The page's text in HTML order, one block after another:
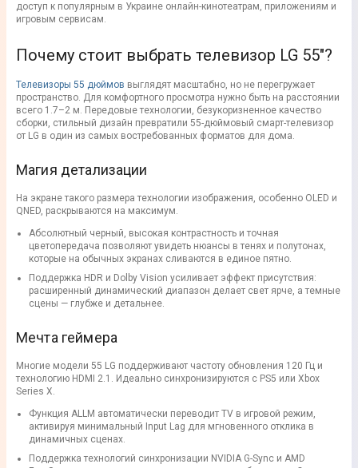
доступ к популярным в Украине онлайн-кинотеатрам, приложениям и
игровым сервисам.
Почему стоит выбрать телевизор LG 55"?
Телевизоры 55 дюймов выглядят масштабно, но не перегружает
пространство. Для комфортного просмотра нужно быть на расстоянии
всего 1.7–2 м. Передовые технологии, безукоризненное качество
сборки, стильный дизайн превратили 55-дюймовый смарт-телевизор
от LG в один из самых востребованных форматов для дома.
Магия детализации
На экране такого размера технологии изображения, особенно OLED и
QNED, раскрываются на максимум.
Абсолютный черный, высокая контрастность и точная
цветопередача позволяют увидеть нюансы в тенях и полутонах,
которые на обычных экранах сливаются в единое пятно.
Поддержка HDR и Dolby Vision усиливает эффект присутствия:
расширенный динамический диапазон делает свет ярче, а темные
сцены — глубже и детальнее.
Мечта геймера
Многие модели 55 LG поддерживают частоту обновления 120 Гц и
технологию HDMI 2.1. Идеально синхронизируются с PS5 или Xbox
Series X.
Функция ALLM автоматически переводит TV в игровой режим,
активируя минимальный Input Lag для мгновенного отклика в
динамичных сценах.
Поддержка технологий синхронизации NVIDIA G-Sync и AMD